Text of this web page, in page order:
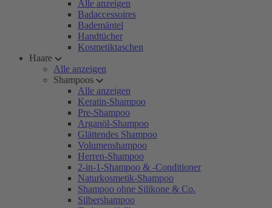
Alle anzeigen
Badaccessoires
Bademäntel
Handtücher
Kosmetiktaschen
Haare
Alle anzeigen
Shampoos
Alle anzeigen
Keratin-Shampoo
Pre-Shampoo
Arganöl-Shampoo
Glättendes Shampoo
Volumenshampoo
Herren-Shampoo
2-in-1-Shampoo & -Conditioner
Naturkosmetik-Shampoo
Shampoo ohne Silikone & Co.
Silbershampoo